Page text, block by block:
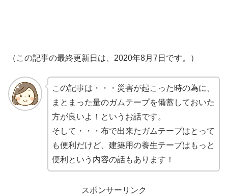
（この記事の最終更新日は、2020年8月7日です。）
この記事は・・・災害が起こった時の為に、
まとまった量のガムテープを備蓄しておいた
方が良いよ！というお話です。
そして・・・布で出来たガムテープはとって
も便利だけど、建築用の養生テープはもっと
便利という内容の話もあります！
スポンサーリンク